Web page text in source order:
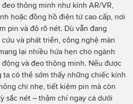
thông minh như kính AR/VR,
hoặc đồng hồ điện tử cao cấp, nơi
pin và độ rõ nét. Dù vẫn đang
và phát triển, công nghệ màn
lại nhiều hứa hẹn cho ngành
và đeo thông minh. Nếu được
ta có thể sớm thấy những chiếc kính
chỉ nhẹ, tiết kiệm pin mà còn
sắc nét – thậm chí ngay cả dưới